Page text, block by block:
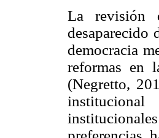
La revisión
democracia
reformas en
(Negretto,
institucional